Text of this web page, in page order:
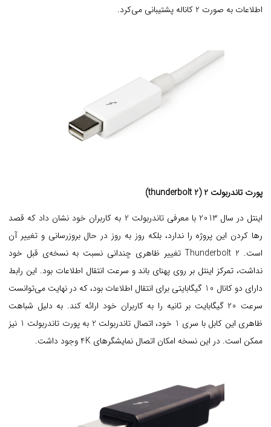
اطلاعات به صورت 2 کاناله پشتیبانی می‌کرد.
پورت تاندربولت 2 (thunderbolt 2)
اینتل در سال 2013 با معرفی تاندربولت 2 به کاربران خود نشان داد که قصد
رها کردن این پروژه را ندارد، بلکه روز به روز در حال بروزرسانی و تغییر آن
است. Thunderbolt 2 تغییر ظاهری چندانی نسبت به نسخه‌ی قبل خود
نداشت، تمرکز اینتل بر روی پهنای باند و سرعت انتقال اطلاعات بود. این رابط
دارای دو کانال 10 گیگابایتی برای انتقال اطلاعات بود، که در نهایت می‌توانست
سرعت 20 گیگابایت بر ثانیه را به کاربران خود ارائه کند. به دلیل شباهت
ظاهری این کابل با سری 1 خود، اتصال تاندربولت 2 به پورت تاندربولت 1 نیز
ممکن است. در این نسخه امکان اتصال نمایشگرهای 4K وجود داشت.